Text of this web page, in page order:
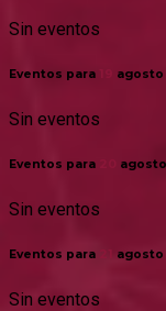
Sin eventos
Eventos para agosto
Sin eventos
Eventos para agosto
Sin eventos
Eventos para agosto
Sin eventos